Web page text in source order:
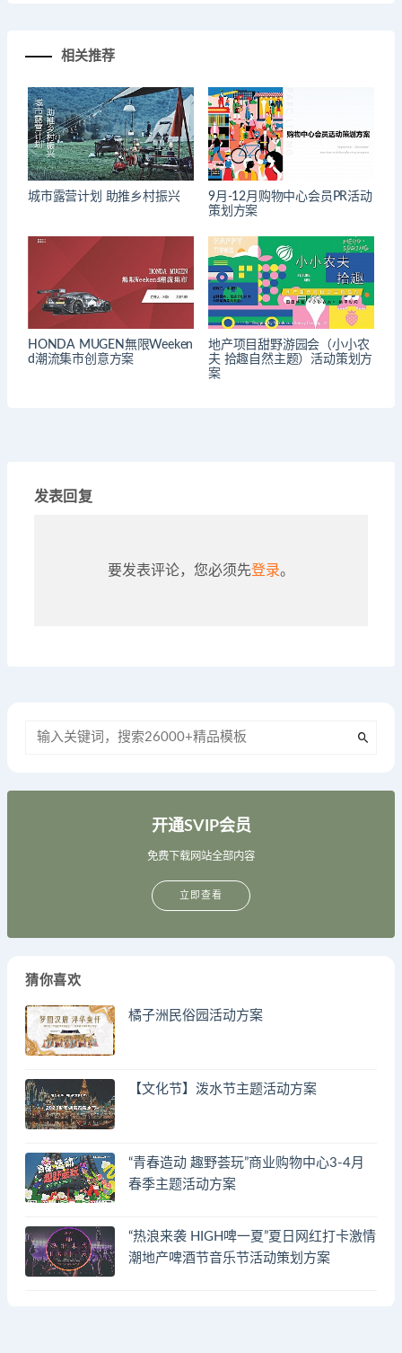
相关推荐
城市露营计划 助推乡村振兴
9月-12月购物中心会员PR活动
策划方案
HONDA MUGEN無限Weeken
d潮流集市创意方案
地产项目甜野游园会（小小农
夫 拾趣自然主题）活动策划方
案
发表回复
要发表评论，您必须先登录。
开通SVIP会员
免费下载网站全部内容
立即查看
猜你喜欢
橘子洲民俗园活动方案
【文化节】泼水节主题活动方案
“青春造动 趣野荟玩”商业购物中心3-4月
春季主题活动方案
“热浪来袭 HIGH啤一夏”夏日网红打卡激情
潮地产啤酒节音乐节活动策划方案